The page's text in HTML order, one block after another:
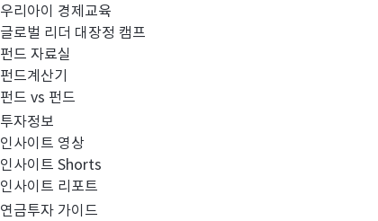
우리아이 경제교육
글로벌 리더 대장정 캠프
펀드 자료실
펀드계산기
펀드 vs 펀드
투자정보
인사이트 영상
인사이트 Shorts
인사이트 리포트
연금투자 가이드
펀드공시
집합투자규약 및 투자설명서 변경의 건